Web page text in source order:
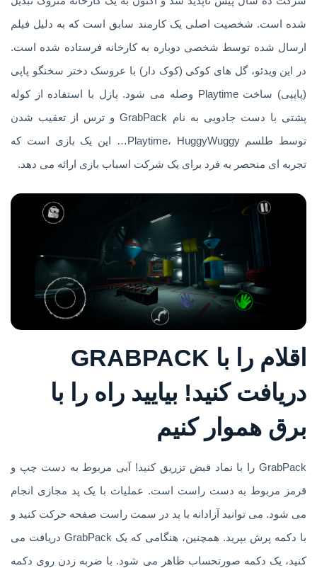
شده است. شخصیت اصلی یک کارمند سابق است که به دلیل فیلم
ارسال شده توسط شخصی دوباره به کارخانه فرستاده شده است.
در این ویدئو، گل های کوکی (کوک دار) با عروسک دختر سخنگو پاپی
(پاپپی) ساخت Playtime وصله می شود. پازل با استفاده از کوله
پشتی با دست جادویی به نام GrabPack و ترس از تعقیب شدن
توسط طلسم Playtime، HuggyWuggy… این یک بازی است که
تجربه ای منحصر به فرد برای یک شرکت اسباب بازی ارائه می دهد.
اقلام را با GRABPACK
دریافت کنید! بیایید راه را با
برق هموار کنیم
GrabPack را با نماد قبض تزریق کنید! آبی مربوط به دست چپ و
قرمز مربوط به دست راست است. عملیات با یک پد مجازی انجام
می شود. می توانید آزادانه با پد در سمت راست صفحه حرکت کنید و
با دکمه پرش بپرید. همچنین، هنگامی که یک GrabPack دریافت می
کنید، یک دکمه صورتحساب ظاهر می شود. با ضربه زدن روی دکمه